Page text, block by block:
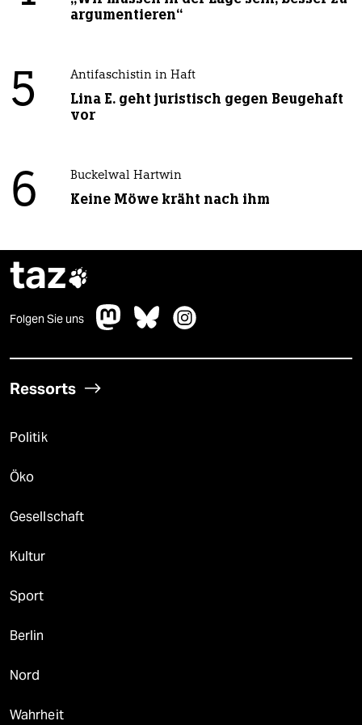
argumentieren“
5 Antifaschistin in Haft
Lina E. geht juristisch gegen Beugehaft
vor
6 Buckelwal Hartwin
Keine Möwe kräht nach ihm
taz
Folgen Sie uns
Ressorts
Politik
Öko
Gesellschaft
Kultur
Sport
Berlin
Nord
Wahrheit